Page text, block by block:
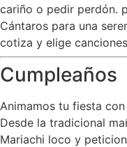
cariño o pedir perdón.
Cántaros para una
cotiza y elige
Cumpleaños
Animamos tu fiesta
Desde la tradicional
Mariachi loco y